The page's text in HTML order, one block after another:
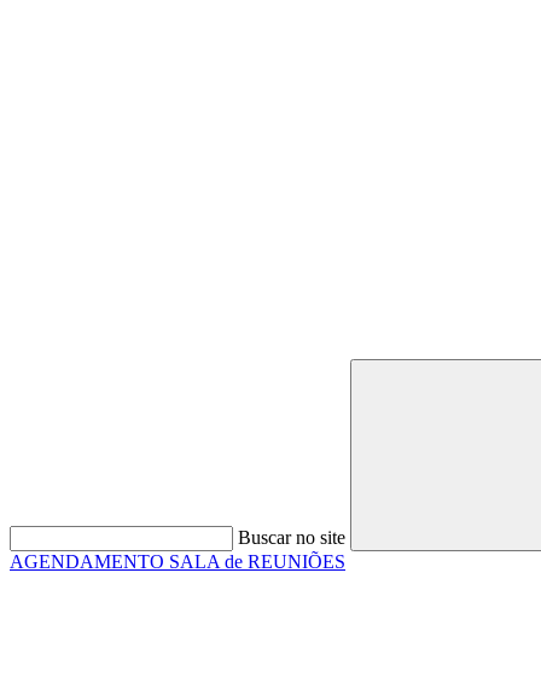
Buscar no site
AGENDAMENTO SALA de REUNIÕES